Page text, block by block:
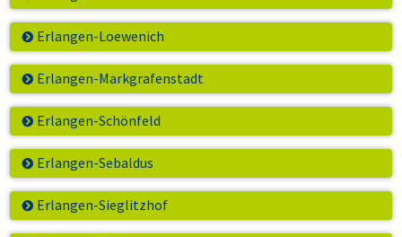
Erlangen-Loewenich
Erlangen-Markgrafenstadt
Erlangen-Schönfeld
Erlangen-Sebaldus
Erlangen-Sieglitzhof